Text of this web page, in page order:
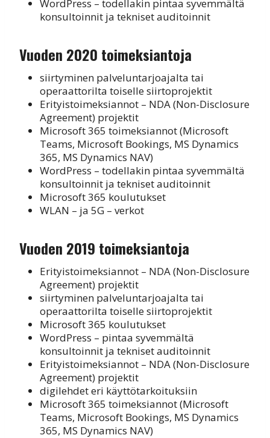
WordPress – todellakin pintaa syvemmältä
konsultoinnit ja tekniset auditoinnit
Vuoden 2020 toimeksiantoja
siirtyminen palveluntarjoajalta tai
operaattorilta toiselle siirtoprojektit
Erityistoimeksiannot – NDA (Non-Disclosure
Agreement) projektit
Microsoft 365 toimeksiannot (Microsoft
Teams, Microsoft Bookings, MS Dynamics
365, MS Dynamics NAV)
WordPress – todellakin pintaa syvemmältä
konsultoinnit ja tekniset auditoinnit
Microsoft 365 koulutukset
WLAN – ja 5G – verkot
Vuoden 2019 toimeksiantoja
Erityistoimeksiannot – NDA (Non-Disclosure
Agreement) projektit
siirtyminen palveluntarjoajalta tai
operaattorilta toiselle siirtoprojektit
Microsoft 365 koulutukset
WordPress – pintaa syvemmältä
konsultoinnit ja tekniset auditoinnit
Erityistoimeksiannot – NDA (Non-Disclosure
Agreement) projektit
digilehdet eri käyttötarkoituksiin
Microsoft 365 toimeksiannot (Microsoft
Teams, Microsoft Bookings, MS Dynamics
365, MS Dynamics NAV)